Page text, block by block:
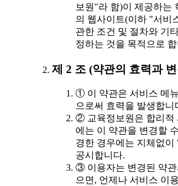
보원"라 함)이 제공하는
의 웹사이트(이하 "서비
관한 조건 및 절차와 기
정하는 것을 목적으로
제 2 조 (약관의 효력과
① 이 약관은 서비스 메
으로써 효력을 발생합니
② 교육정보원은 합리적
에는 이 약관을 변경할
경한 경우에는 지체없이
공시합니다.
③ 이용자는 변경된 약
으면, 언제나 서비스 이